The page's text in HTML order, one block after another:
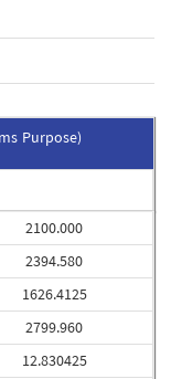
Purpose)
2100.000
2394.580
1626.4125
2799.960
12.830425